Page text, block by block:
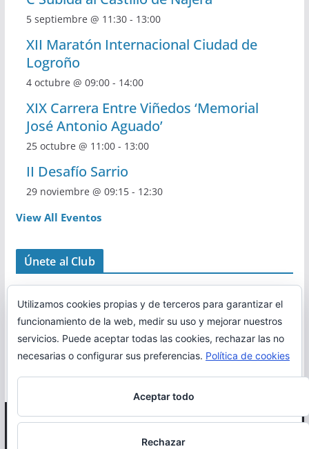
5 septiembre @ 11:30- 13:00
XII Maratón Internacional Ciudad de
Logroño
4 octubre @ 09:00- 14:00
XIX Carrera Entre Viñedos ‘Memorial
José Antonio Aguado’
25 octubre @ 11:00- 13:00
II Desafío Sarrio
29 noviembre @ 09:15- 12:30
View All Eventos
Únete al Club
Correr en La Rioja
Utilizamos cookies propias y de terceros para garantizar el
funcionamiento de la web, medir su uso y mejorar nuestros
servicios. Puede aceptar todas las cookies, rechazar las no
necesarias o configurar sus preferencias. Política de cookies
Aceptar todo
Rechazar